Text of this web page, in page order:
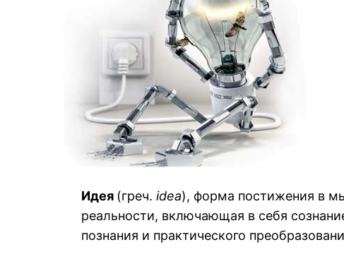
Идея (греч.idea), форма постижения в
реальности, включающая в себя
познания и практического